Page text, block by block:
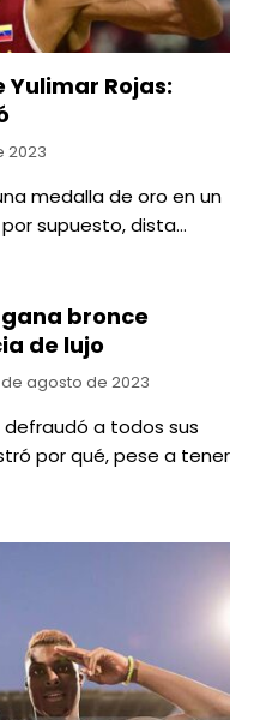
Rojas:
2023
medalla de oro en un
supuesto, dista…
bronce
de lujo
agosto de 2023
defraudó a todos sus
por qué, pese a tener